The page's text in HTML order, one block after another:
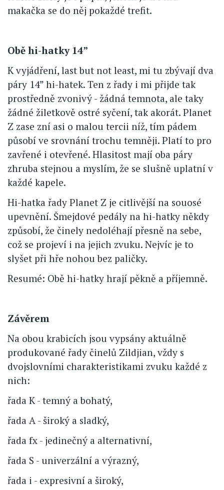
makačka se do něj pokaždé trefit.
Obě hi-hatky 14”
K vyjádření, last but not least, mi tu zbývají dva
páry 14” hi-hatek. Ten z řady i mi přijde tak
prostředně zvonivý - žádná temnota, ale taky
žádné žiletkově ostré syčení, tak akorát. Planet
Z zase zní asi o malou tercii níž, tím pádem
působí ve srovnání trochu temněji. Platí to pro
zavřené i otevřené. Hlasitost mají oba páry
zhruba stejnou a myslím, že se slušně uplatní v
každé kapele.
Hi-hatka řady Planet Z je citlivější na souosé
upevnění. Šmejdové pedály na hi-hatky někdy
způsobí, že činely nedoléhají přesně na sebe,
což se projeví i na jejich zvuku. Nejvíc je to
slyšet při hře nohou bez paličky.
Resumé: Obě hi-hatky hrají pěkně a příjemně.
Závěrem
Na obou krabicích jsou vypsány aktuálně
produkované řady činelů Zildjian, vždy s
dvojslovními charakteristikami zvuku každé z
nich:
řada K - temný a bohatý,
řada A - široký a sladký,
řada fx - jedinečný a alternativní,
řada S - univerzální a výrazný,
řada i - expresivní a široký,